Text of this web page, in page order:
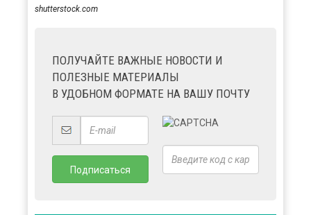
shutterstock.com
ПОЛУЧАЙТЕ ВАЖНЫЕ НОВОСТИ И
ПОЛЕЗНЫЕ МАТЕРИАЛЫ
В УДОБНОМ ФОРМАТЕ НА ВАШУ ПОЧТУ